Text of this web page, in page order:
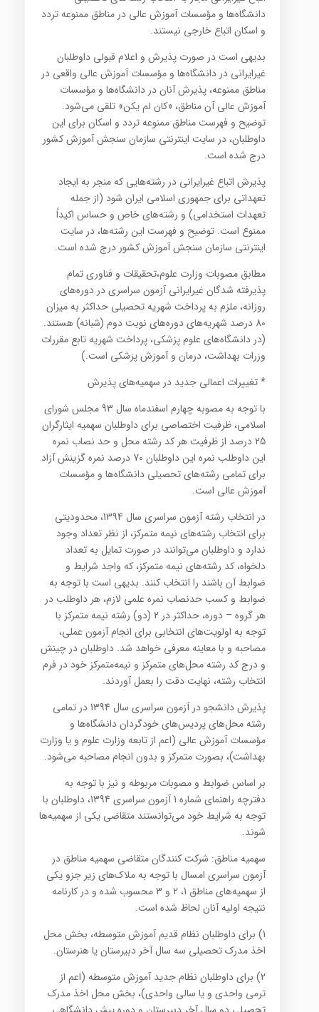
دانشگاه‌ها و مؤسسات آموزش عالی در مناطق ممنوعه تردد
و اسکان اتباع خارجی نیستند.
بدیهی است در صورت پذیرش و اعلام قبولی داوطلبان
غیرایرانی در دانشگاه‌ها و مؤسسات آموزش عالی واقعی در
مناطق ممنوعه، پذیرش آنان در دانشگاه‌ها و مؤسسات
آموزش عالی آن مناطق، «کان لم یکن» تلقی می‌شود.
توضیح و فهرست مناطق ممنوعه تردد و اسکان برای این
داوطلبان، در سایت اینترنتی سازمان سنجش آموزش کشور
درج شده است.
پذیرش اتباع غیرایرانی در رشته‌هایی که منجر به ایجاد
تعهداتی برای جمهوری اسلامی ایران شود (از جمله
تعهدات استخدامی) و رشته‌های خاص و حساس اکیداً
ممنوع است. توضیح و فهرست این رشته‌ها، در سایت
اینترنتی سازمان سنجش آموزش کشور درج شده است.
مطابق مصوبات وزارت علوم،‌تحقیقات و فناوری تمام
پذیرفته شدگان غیرایرانی آزمون سراسری در دوره‌های
روزانه، ملزم به پرداخت شهریه تحصیلی حداکثر به میزان
80 درصد شهریه‌های دوره‌های نوبت دوم (شبانه) هستند.
(در دانشگاه‌های علوم پزشکی، پرداخت شهریه تابع مقررات
وزرات بهداشت، درمان و آموزش پزشکی است.)
* تغییرات اعمالی جدید در سهمیه‌های پذیرش
با توجه به مصوبه چهارم اسفندماه سال 93 مجلس شورای
اسلامی، ظرفیت اختصاصی برای داوطلبان سهمیه ایثارگران
25 درصد از ظرفیت هر کد رشته محل و حد نصاب نمره
این داوطلب نمره این داوطلبان 70 درصد نمره گزینش آزاد
برای تمامی رشته‌های تحصیلی دانشگاه‌ها و مؤسسات
آموزش عالی است.
در انتخاب رشته آزمون سراسری سال 1394،‌ محدودیتی
برای انتخاب رشته‌های نیمه متمرکز، از نظر تعداد وجود
ندارد و داوطلبان می‌توانند در صورت تمایل به تعداد
دلخواه، کد رشته‌های نیمه متمرکز، که واجد شرایط و
ضوابط آن باشند را انتخاب کنند. بدیهی است با توجه به
ضوابط و کسب حدنصاب نمره علمی لازم،‌ هر داوطلب در
هر گروه – دوره، حداکثر در 2 (دو) رشته نیمه متمرکز با
توجه به اولویت‌های انتخابی برای انجام آزمون عملی،‌
مصاحبه و با معاینه معرفی خواهد شد. داوطلبان در چینش
و درج کد رشته محل‌های متمرکز و نیمه‌متمرکز خود در فرم
انتخاب رشته، نهایت دقت را بعمل آوردند.
پذیرش دانشجو در آزمون سراسری سال 1394 در تمامی
رشته محل‌های پردیس‌های خودگردان دانشگاه‌ها و
مؤسسات آموزش عالی (اعم از تابعه وزارت علوم و یا وزارت
بهداشت)، بصورت متمرکز و بدون انجام مصاحبه می‌شود.
بر اساس ضوابط و مصوبات مربوطه و نیز با توجه به
دفترچه راهنمای شماره 1 آزمون سراسری 1394،‌ داوطلبان با
توجه به شرایط خود می‌توانستند متقاضی یکی از سهمیه‌ها
شوند.
سهمیه مناطق: شرکت کنندگان متقاضی سهمیه مناطق در
آزمون سراسری امسال با توجه به ملاک‌های زیر جزو یکی
از سهمیه‌های مناطق 1، 2 و 3 محسوب شده و در کارنامه
نتیجه اولیه آنان لحاظ شده است.
1) برای داوطلبان نظام قدیم آموزش متوسطه، بخش محل
اخذ مدرک تحصیلی سه سال آخر دبیرستان یا هنرستان.
2) برای داوطلبان نظام جدید آموزش متوسطه (اعم از
ترمی واحدی و یا سالی واحدی)، بخش محل اخذ مدرک